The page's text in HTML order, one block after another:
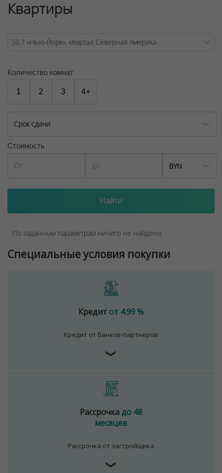
Квартиры
Количество комнат
1 2 3 4+
Срок сдачи
Стоимость
BYN
По заданным параметрам ничего не найдено
Специальные условия покупки
Кредит от 4.99 %
Кредит от банков-партнеров
❯
Рассрочкадо 48
месяцев
Рассрочка от застройщика
❯